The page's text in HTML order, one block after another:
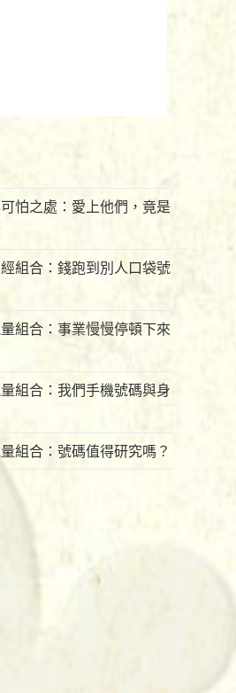
怕之處：愛上他們，竟是
組合：錢跑到別人口袋號
組合：事業慢慢停頓下來
組合：我們手機號碼與身
組合：號碼值得研究嗎？